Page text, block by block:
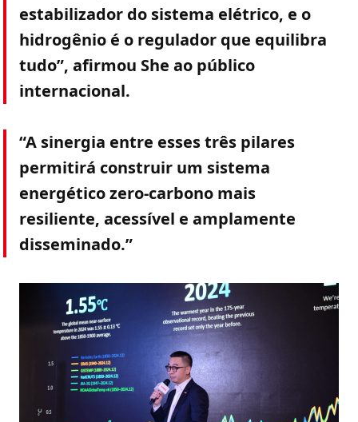
estabilizador do sistema elétrico, e o
hidrogênio é o regulador que equilibra
tudo”, afirmou She ao público
internacional.
“A sinergia entre esses três pilares
permitirá construir um sistema
energético zero-carbono mais
resiliente, acessível e amplamente
disseminado.”